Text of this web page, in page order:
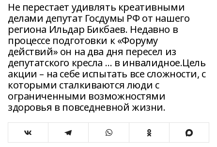
Не перестает удивлять креативными
делами депутат Госдумы РФ от нашего
региона Ильдар Бикбаев. Недавно в
процессе подготовки к «Форуму
действий» он на два дня пересел из
депутатского кресла … в инвалидное.Цель
акции – на себе испытать все сложности, с
которыми сталкиваются люди с
ограниченными возможностями
здоровья в повседневной жизни.